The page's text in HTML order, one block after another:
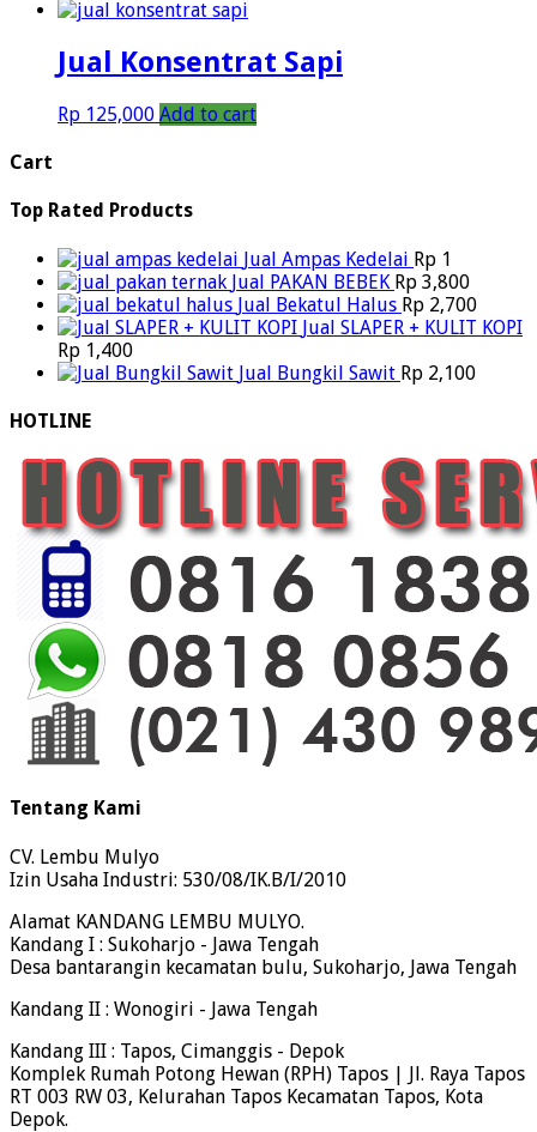
Jual Konsentrat Sapi
Rp 125,000 Add to cart
Cart
Top Rated Products
Jual Ampas Kedelai Rp 1
Jual PAKAN BEBEK Rp 3,800
Jual Bekatul Halus Rp 2,700
Jual SLAPER + KULIT KOPI
Rp 1,400
Jual Bungkil Sawit Rp 2,100
HOTLINE
Tentang Kami
CV. Lembu Mulyo
Izin Usaha Industri: 530/08/IK.B/I/2010
Alamat KANDANG LEMBU MULYO.
Kandang I : Sukoharjo - Jawa Tengah
Desa bantarangin kecamatan bulu, Sukoharjo, Jawa Tengah
Kandang II : Wonogiri - Jawa Tengah
Kandang III : Tapos, Cimanggis - Depok
Komplek Rumah Potong Hewan (RPH) Tapos | Jl. Raya Tapos
RT 003 RW 03, Kelurahan Tapos Kecamatan Tapos, Kota
Depok.